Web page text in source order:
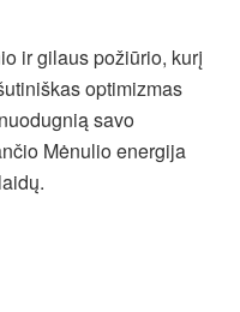
ir gilaus požiūrio, kurį
optimizmas
savo
Mėnulio energija